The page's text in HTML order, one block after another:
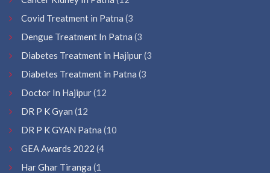
Covid Treatment in Patna (3
Dengue Treatment In Patna (3
Diabetes Treatment in Hajipur(3
Diabetes Treatment in Patna (3
Doctor In Hajipur(12
DR P K Gyan (12
DR P K GYAN Patna (10
GEA Awards 2022 (4
Har Ghar Tiranga (1